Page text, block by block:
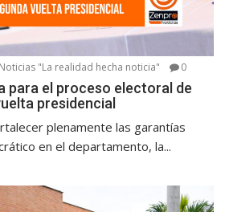
"La realidad hecha noticia" 0
para el proceso electoral de
presidencial
plenamente las garantías
en el departamento, la...